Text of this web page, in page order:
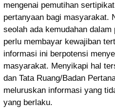
mengenai pemutihan
pertanyaan bagi masyarakat.
seolah ada kemudahan
perlu membayar kewajiban
informasi ini berpotensi
masyarakat. Menyikapi hal
dan Tata Ruang/Badan
meluruskan informasi yang
yang berlaku.